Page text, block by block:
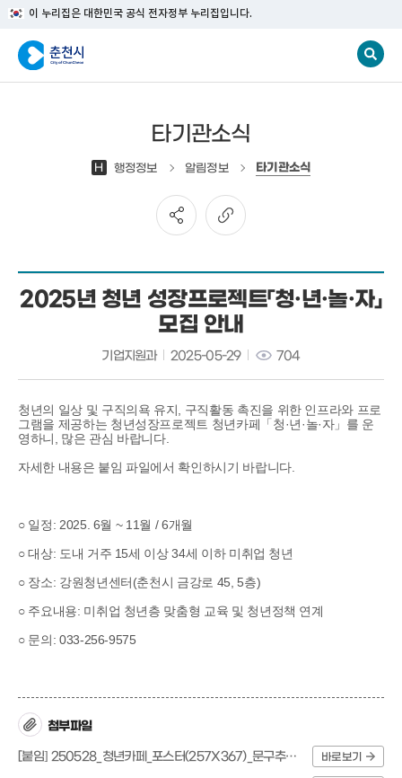
이 누리집은 대한민국 공식 전자정부 누리집입니다.
타기관소식
H 행정정보 알림정보 타기관소식
2025년 청년 성장프로젝트「청·년·놀·자」
모집 안내
기업지원과 2025-05-29 704
청년의 일상 및 구직의욕 유지, 구직활동 촉진을 위한 인프라와 프로
그램을 제공하는 청년성장프로젝트 청년카페「청·년·놀·자」를 운
영하니, 많은 관심 바랍니다.
자세한 내용은 붙임 파일에서 확인하시기 바랍니다.
○ 일정: 2025. 6월 ~ 11월 / 6개월
○ 대상: 도내 거주 15세 이상 34세 이하 미취업 청년
○ 장소: 강원청년센터(춘천시 금강로 45, 5층)
○ 주요내용: 미취업 청년층 맞춤형 교육 및 청년정책 연계
○ 문의: 033-256-9575
첨부파일
[붙임] 250528_청년카페_포스터(257X367)_문구추가수정.png
바로보기